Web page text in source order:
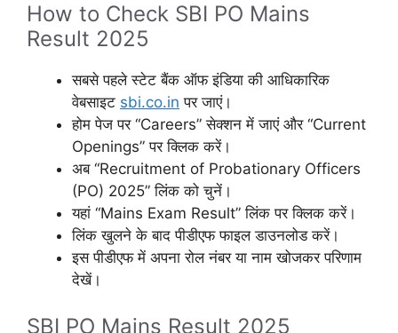
How to Check SBI PO Mains
Result 2025
सबसे पहले स्टेट बैंक ऑफ इंडिया की आधिकारिक
वेबसाइट sbi.co.in पर जाएं।
होम पेज पर “Careers” सेक्शन में जाएं और “Current
Openings” पर क्लिक करें।
अब “Recruitment of Probationary Officers
(PO) 2025” लिंक को चुनें।
यहां “Mains Exam Result” लिंक पर क्लिक करें।
लिंक खुलने के बाद पीडीएफ फाइल डाउनलोड करें।
इस पीडीएफ में अपना रोल नंबर या नाम खोजकर परिणाम
देखें।
SBI PO Mains Result 2025